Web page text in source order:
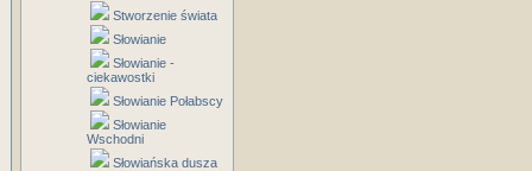
Stworzenie świata
Słowianie
Słowianie -
ciekawostki
Słowianie Połabscy
Słowianie
Wschodni
Słowiańska dusza